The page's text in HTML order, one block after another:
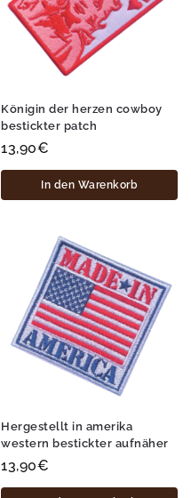
Königin der herzen cowboy
bestickter patch
13,90€
In den Warenkorb
Hergestellt in amerika
western bestickter aufnäher
13,90€